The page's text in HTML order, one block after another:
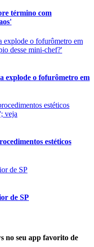
término com
explode o fofurômetro em
estéticos
de SP
no seu app favorito de